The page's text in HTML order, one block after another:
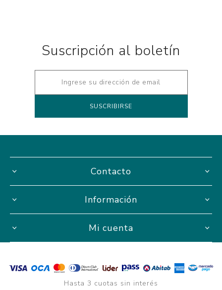
Suscripción al boletín
Contacto
Información
Mi cuenta
Hasta 3 cuotas sin interés